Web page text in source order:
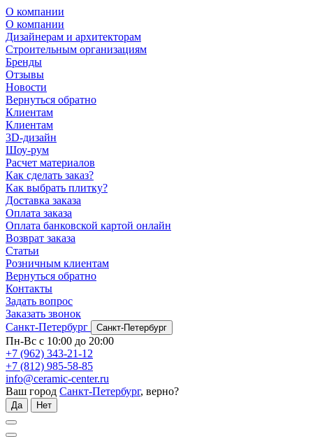
О компании
О компании
Дизайнерам и архитекторам
Строительным организациям
Бренды
Отзывы
Новости
Вернуться обратно
Клиентам
Клиентам
3D-дизайн
Шоу-рум
Расчет материалов
Как сделать заказ?
Как выбрать плитку?
Доставка заказа
Оплата заказа
Оплата банковской картой онлайн
Возврат заказа
Статьи
Розничным клиентам
Вернуться обратно
Контакты
Задать вопрос
Заказать звонок
Санкт-Петербург
Санкт-Петербург
Пн-Вс с 10:00 до 20:00
+7 (962) 343-21-12
+7 (812) 985-58-85
info@ceramic-center.ru
Ваш город Санкт-Петербург, верно?
Да Нет